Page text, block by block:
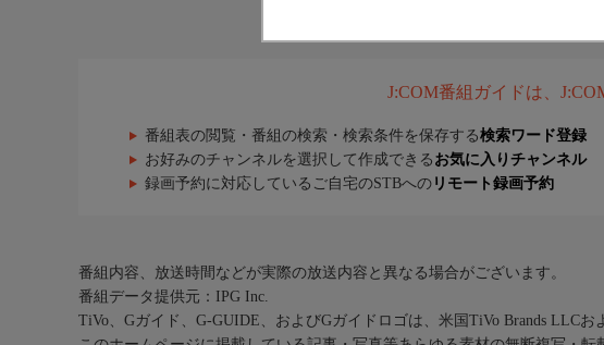
J:COM番組ガイドは、
番組表の閲覧・番組の検索・検索条件を保存する検索ワード登録
お好みのチャンネルを選択して作成できる お気に入りチャンネル
録画予約に対応しているご自宅のSTBへの リモート録画予約
番組内容、放送時間などが実際の放送内容と異なる場合がございます。
番組データ提供元：IPG Inc.
TiVo、Gガイド、G-GUIDE、およびGガイドロゴは、米国TiVo Brands LLC